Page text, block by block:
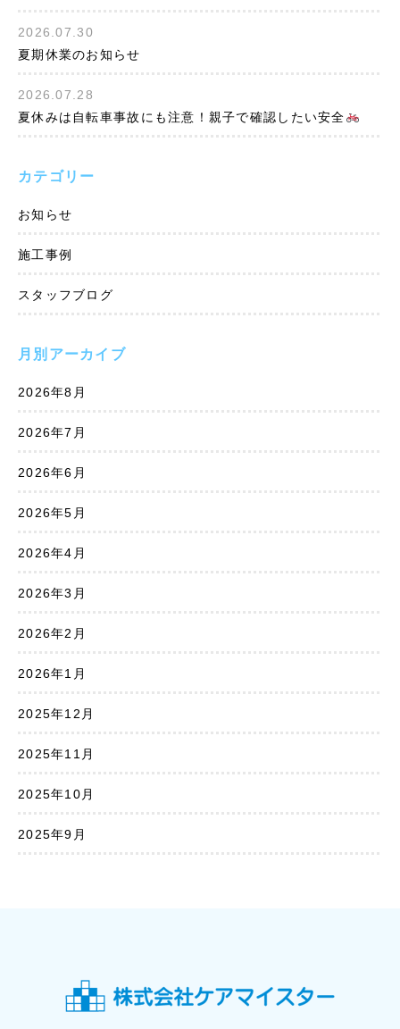
2026.07.30
夏期休業のお知らせ
2026.07.28
夏休みは自転車事故にも注意！親子で確認したい安全
カテゴリー
お知らせ
施工事例
スタッフブログ
月別アーカイブ
2026年8月
2026年7月
2026年6月
2026年5月
2026年4月
2026年3月
2026年2月
2026年1月
2025年12月
2025年11月
2025年10月
2025年9月